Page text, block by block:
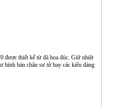
được thiết kế từ đá hoa đúc. Giữ nhiệt
hình bàn chân sư tử hay các kiểu dáng